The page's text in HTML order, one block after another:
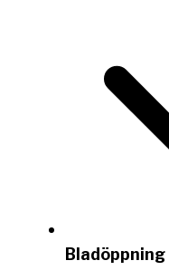
Bladöppning